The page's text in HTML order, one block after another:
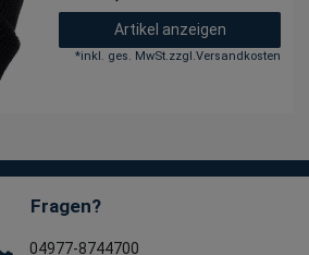
Artikel anzeigen
*inkl. ges. MwSt.zzgl.Versandkosten
Fragen?
04977-8744700